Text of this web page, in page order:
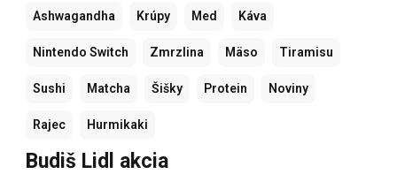
Ashwagandha Krúpy Med Káva
Nintendo Switch Zmrzlina Mäso Tiramisu
Sushi Matcha Šišky Protein Noviny
Rajec Hurmikaki
Budiš Lidl akcia